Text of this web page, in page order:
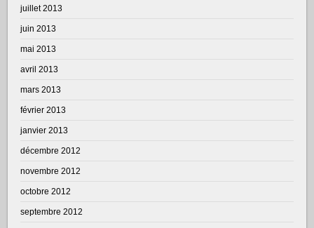
juillet 2013
juin 2013
mai 2013
avril 2013
mars 2013
février 2013
janvier 2013
décembre 2012
novembre 2012
octobre 2012
septembre 2012